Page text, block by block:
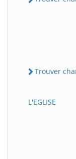
Trouver
L'EGLISE